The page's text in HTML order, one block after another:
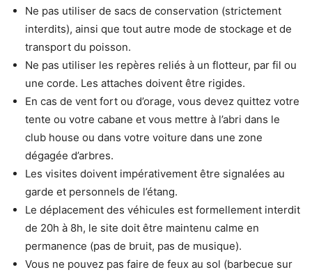
Ne pas utiliser de sacs de conservation (strictement
interdits), ainsi que tout autre mode de stockage et de
transport du poisson.
Ne pas utiliser les repères reliés à un flotteur, par fil ou
une corde. Les attaches doivent être rigides.
En cas de vent fort ou d’orage, vous devez quittez votre
tente ou votre cabane et vous mettre à l’abri dans le
club house ou dans votre voiture dans une zone
dégagée d’arbres.
Les visites doivent impérativement être signalées au
garde et personnels de l’étang.
Le déplacement des véhicules est formellement interdit
de 20h à 8h, le site doit être maintenu calme en
permanence (pas de bruit, pas de musique).
Vous ne pouvez pas faire de feux au sol (barbecue sur